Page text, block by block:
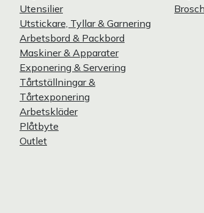
Utensilier
Utstickare, Tyllar & Garnering
Arbetsbord & Packbord
Maskiner & Apparater
Exponering & Servering
Tårtställningar &
Tårtexponering
Arbetskläder
Plåtbyte
Outlet